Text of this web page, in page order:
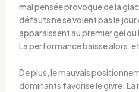
mal pensée provoque de la
défauts ne se voient pas le
apparaissent au premier gel ou
La performance baisse alors,
De plus, le mauvais
dominants favorise le givre. La